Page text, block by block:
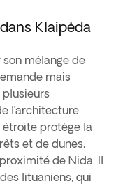
Klaipėda
mélange de
mais
plusieurs
l’architecture
étroite protège la
et de dunes,
de Nida. Il
lituaniens, qui